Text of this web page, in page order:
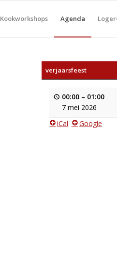
Kookworkshops Agenda
verjaarsfeest
00:00 – 01:00
7 mei 2026
iCal
Google